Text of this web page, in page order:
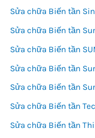
Sửa chữa Biến tần
Sửa chữa Biến tần
Sửa chữa Biến tần
Sửa chữa Biến tần
Sửa chữa Biến tần
Sửa chữa Biến tần
Sửa chữa Biến tần